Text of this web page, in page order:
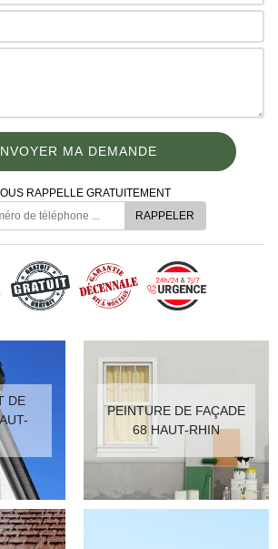
RAPPELLE GRATUITEMENT
DE
PEINTURE DE FAÇADE
68 HAUT-RHIN